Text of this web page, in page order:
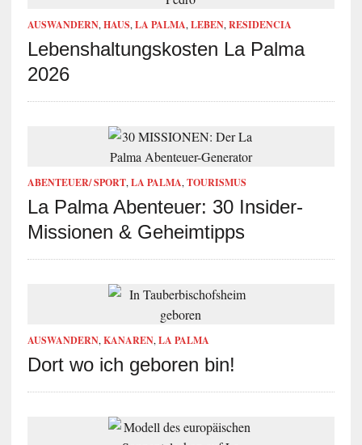
AUSWANDERN, HAUS, LA PALMA, LEBEN, RESIDENCIA
Lebenshaltungskosten La Palma
2026
ABENTEUER/ SPORT, LA PALMA, TOURISMUS
La Palma Abenteuer: 30 Insider-
Missionen & Geheimtipps
AUSWANDERN, KANAREN, LA PALMA
Dort wo ich geboren bin!